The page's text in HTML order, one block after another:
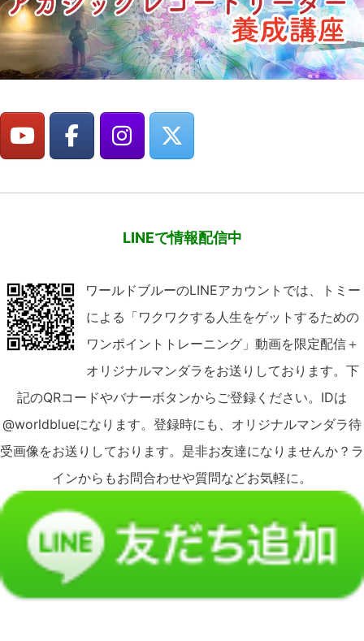
LINEで情報配信中
ワールドブルーのLINEアカウントでは、トミー
による「ワクワクする人生をゲットするための
ワンポイントトレーニング」動画を限定配信＋
オリジナルマンダラをお送りしております。下
記のQRコードやバナーボタンからご登録ください。IDは
@worldblueになります。登録時にも、オリジナルマンダラ待
受画像をお送りしております。是非お友達になりませんか？ラ
インからもお問合わせや質問などお気軽に。